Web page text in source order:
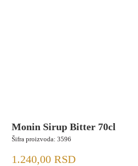
Monin Sirup Bitter 70cl
Šifra proizvoda: 3596
1.240,00RSD